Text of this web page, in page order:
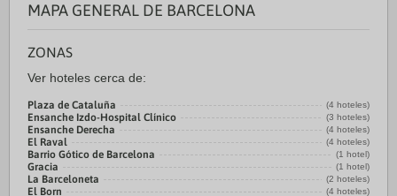
MAPA GENERAL DE BARCELONA
ZONAS
Ver hoteles cerca de:
Plaza de Cataluña (4 hoteles)
Ensanche Izdo-Hospital Clínico (3 hoteles)
Ensanche Derecha (4 hoteles)
El Raval (4 hoteles)
Barrio Gótico de Barcelona (1 hotel)
Gracia (1 hotel)
La Barceloneta (2 hoteles)
El Born (4 hoteles)